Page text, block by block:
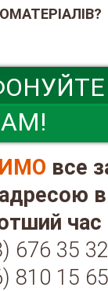
все
в
час
676 35 32
810 15 65